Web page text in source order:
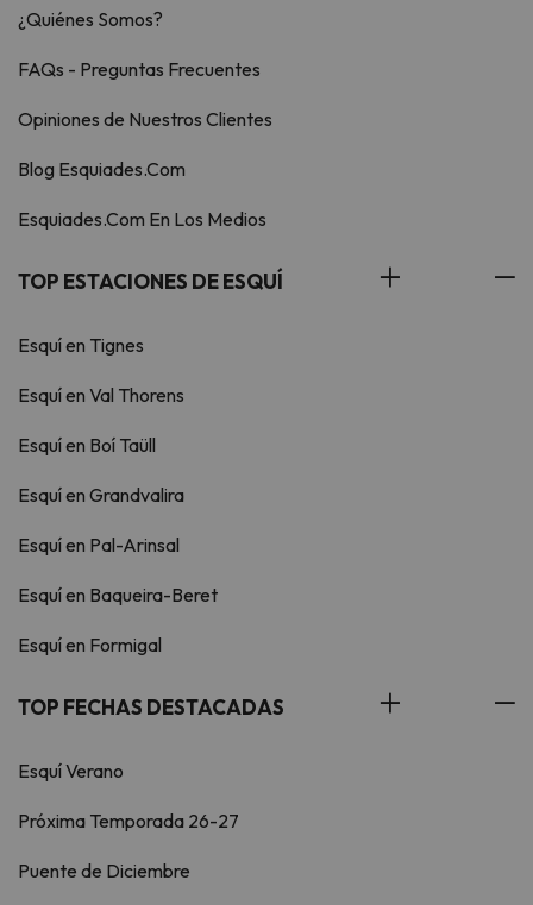
¿Quiénes Somos?
FAQs - Preguntas Frecuentes
Opiniones de Nuestros Clientes
Blog Esquiades.Com
Esquiades.Com En Los Medios
TOP ESTACIONES DE ESQUÍ
Esquí en Tignes
Esquí en Val Thorens
Esquí en Boí Taüll
Esquí en Grandvalira
Esquí en Pal-Arinsal
Esquí en Baqueira-Beret
Esquí en Formigal
TOP FECHAS DESTACADAS
Esquí Verano
Próxima Temporada 26-27
Puente de Diciembre